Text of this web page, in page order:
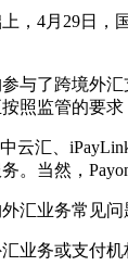
4月29日，
了跨境外汇
照监管的要
汇、
当然，
业务常见问
务或支付机